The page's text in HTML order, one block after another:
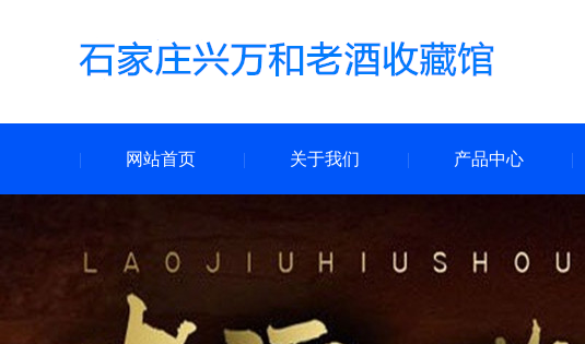
网站首页 关于我们 产品中心